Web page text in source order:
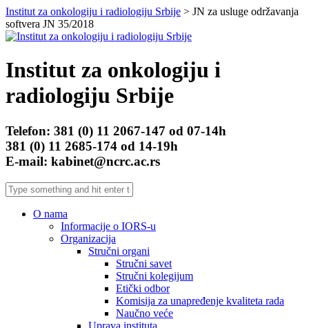
Institut za onkologiju i radiologiju Srbije > JN za usluge održavanja
softvera JN 35/2018
Institut za onkologiju i
radiologiju Srbije
Telefon: 381 (0) 11 2067-147 od 07-14h
381 (0) 11 2685-174 od 14-19h
E-mail: kabinet@ncrc.ac.rs
O nama
Informacije o IORS-u
Organizacija
Stručni organi
Stručni savet
Stručni kolegijum
Etički odbor
Komisija za unapređenje kvaliteta rada
Naučno veće
Uprava instituta